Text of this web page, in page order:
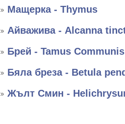
Мащерка - Thymus
Айважива - Alcanna
Брей - Tamus Communis
Бяла бреза - Betula
Жълт Смин -